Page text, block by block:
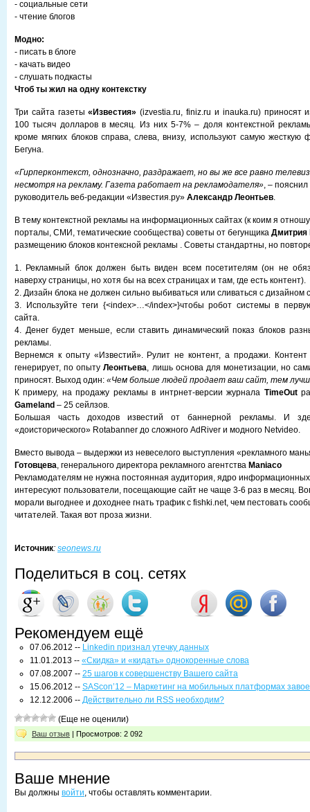
- социальные сети
- чтение блогов
Модно:
- писать в блоге
- качать видео
- слушать подкасты
Чтоб ты жил на одну контекстку
Три сайта газеты«Известия»(izvestia.ru, finiz.ru и inauka.ru) приносят
100 тысяч долларов в месяц. Из них 5-7% – доля контекстной
кроме мягких блоков справа, слева, внизу, используют самую
Бегуна.
«Гирперконтекст, однозначно, раздражает, но вы же все равно
несмотря на рекламу. Газета работает на рекламодателя», –
руководитель веб-редакции «Известия.ру» Александр Леонтьев.
В тему контекстной рекламы на информационных сайтах (к коим я
порталы, СМИ, тематические сообщества) советы от бегунщика Дмитрия
размещению блоков контексной рекламы . Советы стандартны, но
1. Рекламный блок должен быть виден всем посетителям (он не
наверху страницы, но хотя бы на всех страницах и там, где есть контент).
2. Дизайн блока не должен сильно выбиваться или сливаться с дизайном
3. Используйте теги {<index>…</index>}чтобы робот системы в
сайта.
4. Денег будет меньше, если ставить динамический показ блоков
рекламы.
Вернемся к опыту «Известий». Рулит не контент, а продажи.
генерирует, по опытуЛеонтьева, лишь основа для монетизации, но
приносят. Выход один: «Чем больше людей продает ваш сайт, тем
К примеру, на продажу рекламы в интрнет-версии журнала TimeOut
Gameland – 25 сейлзов.
Большая часть доходов известий от баннерной рекламы. И
«доисторического» Rotabanner до сложного AdRiver и модного Netvideo.
Вместо вывода – выдержки из невеселого выступления «рекламного
Готовцева, генерального директора рекламного агентства Maniaco
Рекламодателям не нужна постоянная аудитория, ядро
интересуют пользователи, посещающие сайт не чаще 3-6 раз в месяц.
морали выгоднее и доходнее гнать трафик с fishki.net, чем пестовать
читателей. Такая вот проза жизни.
Источник: seonews.ru
Поделиться в соц. сетях
Рекомендуем ещё
07.06.2012 -- Linkedin признал утечку данных
11.01.2013 -- «Скидка» и «кидать» однокоренные слова
07.08.2007 -- 25 шагов к совершенству Вашего сайта
15.06.2012 -- SAScon’12 – Маркетинг на мобильных платформах
12.12.2006 -- Действительно ли RSS необходим?
(Еще не оценили)
Ваш отзыв | Просмотров: 2 092
Ваше мнение
Вы должны войти, чтобы оставлять комментарии.